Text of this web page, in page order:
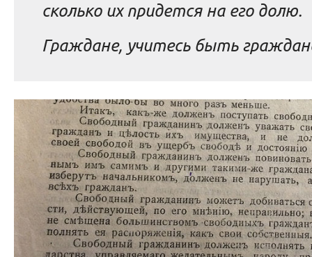
сколько их придется на его долю.
Граждане, учитесь быть